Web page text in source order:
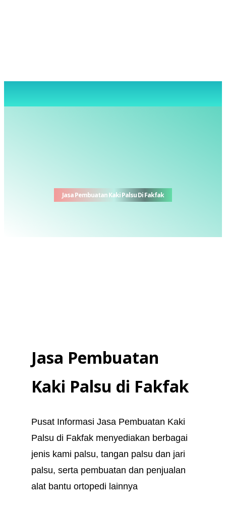
Jasa Pembuatan Kaki Palsu Di Fakfak
Jasa Pembuatan
Kaki Palsu di Fakfak
Pusat Informasi Jasa Pembuatan Kaki
Palsu di Fakfak menyediakan berbagai
jenis kami palsu, tangan palsu dan jari
palsu, serta pembuatan dan penjualan
alat bantu ortopedi lainnya